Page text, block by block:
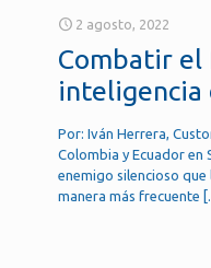
2 agosto, 2022
Combatir el
inteligencia
Por: Iván Herrera,
Colombia y Ecuador en
enemigo silencioso
manera más frecuente